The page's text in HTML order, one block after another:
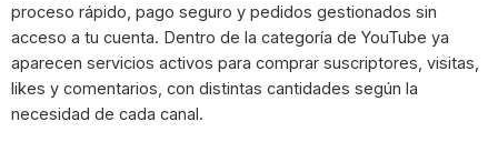
proceso rápido, pago seguro y pedidos gestionados sin
acceso a tu cuenta. Dentro de la categoría de YouTube ya
aparecen servicios activos para comprar suscriptores, visitas,
likes y comentarios, con distintas cantidades según la
necesidad de cada canal.